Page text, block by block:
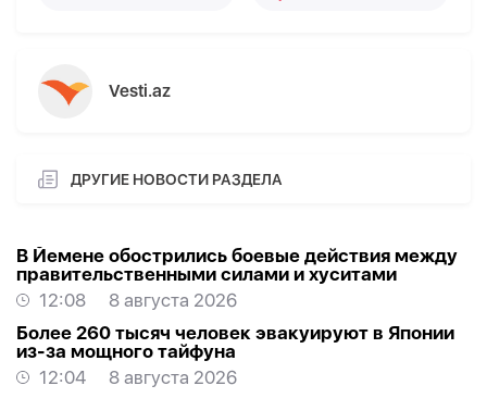
Vesti.az
ДРУГИЕ НОВОСТИ РАЗДЕЛА
В Йемене обострились боевые действия между
правительственными силами и хуситами
12:08
8 августа 2026
Более 260 тысяч человек эвакуируют в Японии
из-за мощного тайфуна
12:04
8 августа 2026